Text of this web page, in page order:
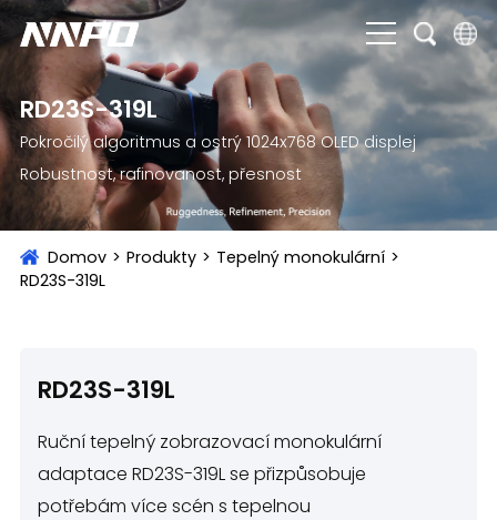
English
čeština
Deutsch
Français
Italiano
slovenský
Español
RD23S-319L
Pokročilý algoritmus a ostrý 1024x768 OLED displej
Robustnost, rafinovanost, přesnost
Domov > Produkty > Tepelný monokulární >
RD23S-319L
RD23S-319L
Ruční tepelný zobrazovací monokulární
adaptace RD23S-319L se přizpůsobuje
potřebám více scén s tepelnou